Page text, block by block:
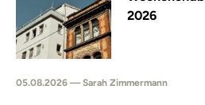
2026
05.08.2026 — Sarah Zimmermann